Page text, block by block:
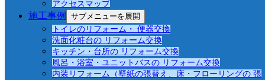
アクセスマップ
施工事例
サブメニューを展開
トイレのリフォーム・ 便器交換
洗面化粧台の リフォーム交換
キッチン・台所の リフォーム交換
風呂・浴室・ユニットバスの リフォーム交換
内装リフォーム（壁紙の張替え、床・フローリングの 張
2024年4月 休業日のお知らせ
家族が快適に使いやすいキッチンと洗面化粧台の
高さは何センチ？
キッチンに吊戸棚はいらない？それぞれの家庭に
あったキッチンリフォームを